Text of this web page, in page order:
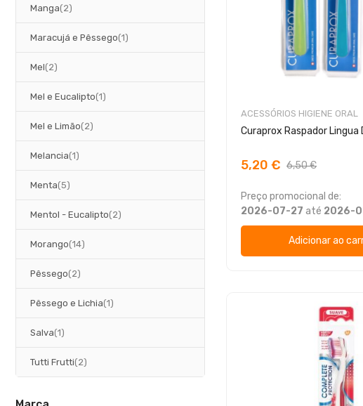
ACESSÓRIOS HIGIENE ORAL
Curaprox Raspador Lingua
5,20 € 6,50 €
Preço promocional de:
2026-07-27 até 2026-
Adicionar ao
Manga 2
artigos
Maracujá e Pêssego 1
artigo
Mel 2
artigos
Mel e Eucalipto 1
artigo
Mel e Limão 2
artigos
Melancia 1
artigo
Menta 5
artigos
Mentol - Eucalipto 2
artigos
Morango 14
artigos
Pêssego 2
artigos
Pêssego e Lichia 1
artigo
Salva 1
artigo
Tutti Frutti 2
artigos